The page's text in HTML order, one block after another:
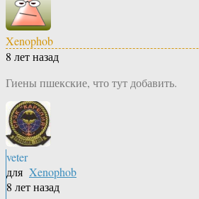
Xenophob
8 лет назад
Гиены пшекские, что тут добавить.
veter
для Xenophob
8 лет назад